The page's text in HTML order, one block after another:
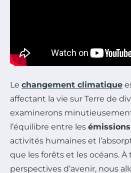
Le changement climatique
affectant la vie sur Terre de
examinerons
l’équilibre entre les
activités humaines et
que les forêts et les océans.
perspectives d’avenir, nous